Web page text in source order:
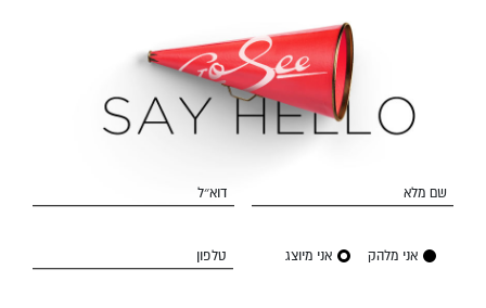
שם מלא דוא״ל
אני מלהק אני מיוצג טלפון